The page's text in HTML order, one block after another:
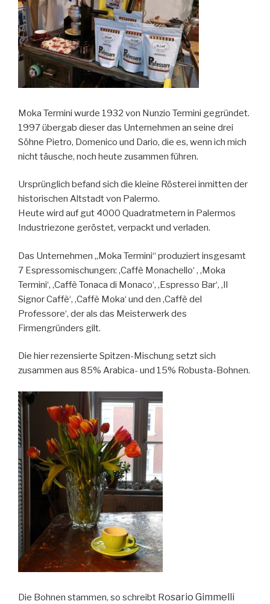
Moka Termini wurde 1932 von Nunzio Termini gegründet.
1997 übergab dieser das Unternehmen an seine drei
Söhne Pietro, Domenico und Dario, die es, wenn ich mich
nicht täusche, noch heute zusammen führen.
Ursprünglich befand sich die kleine Rösterei inmitten der
historischen Altstadt von Palermo.
Heute wird auf gut 4000 Quadratmetern in Palermos
Industriezone geröstet, verpackt und verladen.
Das Unternehmen „Moka Termini“ produziert insgesamt
7 Espressomischungen: ‚Caffè Monachello‘ , ‚Moka
Termini‘, ‚Caffè Tonaca di Monaco‘, ‚Espresso Bar‘, ‚Il
Signor Caffè‘, ‚Caffè Moka‘ und den ‚Caffè del
Professore‘, der als das Meisterwerk des
Firmengründers gilt.
Die hier rezensierte Spitzen-Mischung setzt sich
zusammen aus 85% Arabica- und 15% Robusta-Bohnen.
Die Bohnen stammen, so schreibt Rosario Gimmelli